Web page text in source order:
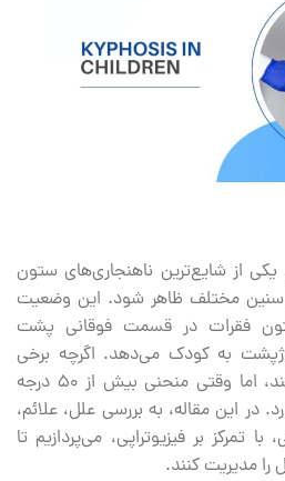
از شایع‌ترین ناهنجاری‌های ستون
سنین مختلف ظاهر شود. این وضعیت
فقرات در قسمت فوقانی پشت
به کودک می‌دهد. اگرچه برخی
انحناهای ملایم طبیعی هستند، اما وقتی منحنی بیش از ۵۰ درجه
در این مقاله، به بررسی علل، علائم،
بر فیزیوتراپی، می‌پردازیم تا
را مدیریت کنند.